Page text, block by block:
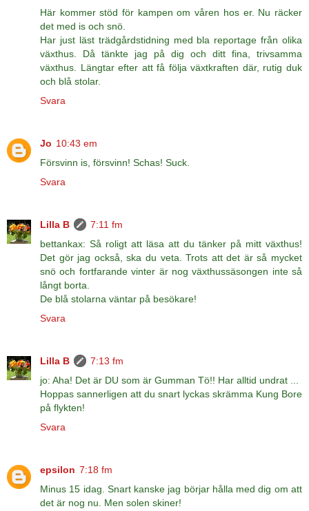
Här kommer stöd för kampen om våren hos er. Nu räcker
det med is och snö.
Har just läst trädgårdstidning med bla reportage från olika
växthus. Då tänkte jag på dig och ditt fina, trivsamma
växthus. Längtar efter att få följa växtkraften där, rutig duk
och blå stolar.
Svara
Jo 10:43 em
Försvinn is, försvinn! Schas! Suck.
Svara
Lilla B
7:11 fm
bettankax: Så roligt att läsa att du tänker på mitt växthus!
Det gör jag också, ska du veta. Trots att det är så mycket
snö och fortfarande vinter är nog växthussäsongen inte så
långt borta.
De blå stolarna väntar på besökare!
Svara
Lilla B
7:13 fm
jo: Aha! Det är DU som är Gumman Tö!! Har alltid undrat ...
Hoppas sannerligen att du snart lyckas skrämma Kung Bore
på flykten!
Svara
epsilon 7:18 fm
Minus 15 idag. Snart kanske jag börjar hålla med dig om att
det är nog nu. Men solen skiner!